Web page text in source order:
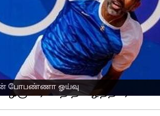
போபண்ணா ஓய்வு
இறுதிப்
ரவுண்ட் ஆஃப் 32 ஆட்டம்
ஜான் பீர்ஸ் மற்றும்
மற்றும் கூர்மையான